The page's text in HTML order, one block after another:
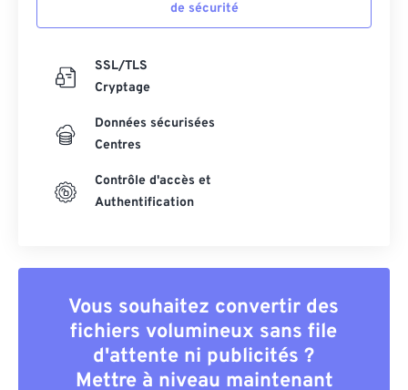
de sécurité
SSL/TLS
Cryptage
Données sécurisées
Centres
Contrôle d'accès et
Authentification
Vous souhaitez convertir des
fichiers volumineux sans file
d'attente ni publicités ?
Mettre à niveau maintenant